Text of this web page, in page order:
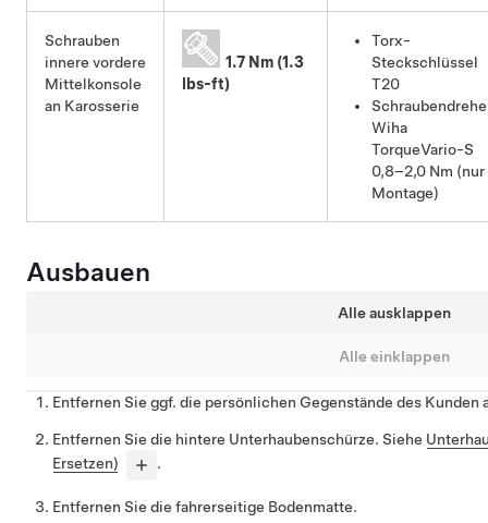
Schrauben
innere vordere
Mittelkonsole
an Karosserie
1.7 Nm (1.3
lbs-ft)
Torx-
Steckschlüssel
T20
Wiha
TorqueVario-S
0,8–2,0 Nm (nur
Montage)
Ausbauen
Alle ausklappen
Alle einklappen
Entfernen Sie ggf. die persönlichen Gegenstände des Kunden
Entfernen Sie die hintere Unterhaubenschürze. Siehe
Ersetzen)
.
Entfernen Sie die fahrerseitige Bodenmatte.